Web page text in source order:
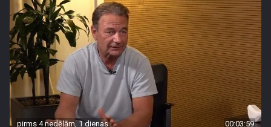
pirms 4 nedēļām, 1 dienas 00:03:59